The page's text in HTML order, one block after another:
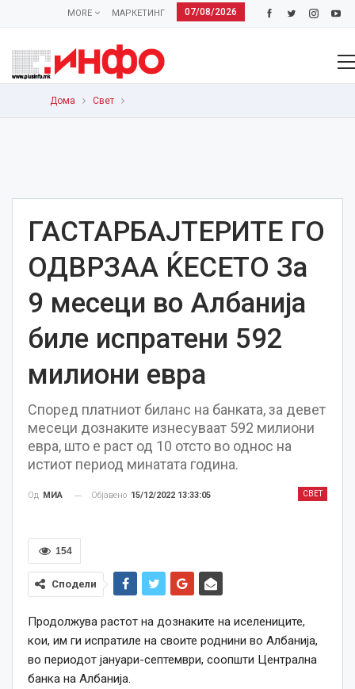
07/08/2026
МАРКЕТИНГ
MORE
Дома Свет
ГАСТАРБАЈТЕРИТЕ ГО
ОДВРЗАА ЌЕСЕТО За
9 месеци во Албанија
биле испратени 592
милиони евра
Според платниот биланс на банката, за девет
месеци дознаките изнесуваат 592 милиони
евра, што е раст од 10 отсто во однос на
истиот период минатата година.
СВЕТ
Од МИА Објавено 15/12/2022 13:33:05
154
Сподели
Продолжува растот на дознаките на иселениците,
кои, им ги испратиле на своите роднини во Албанија,
во периодот јануари-септември, соопшти Централна
банка на Албанија.